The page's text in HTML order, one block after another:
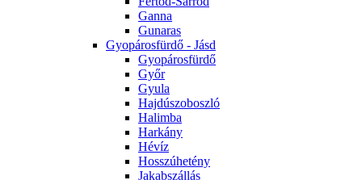
Ganna
Gunaras
Gyopárosfürdő - Jásd
Gyopárosfürdő
Győr
Gyula
Hajdúszoboszló
Halimba
Harkány
Hévíz
Hosszúhetény
Jakabszállás